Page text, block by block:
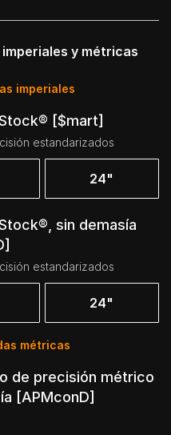
y métricas
imperiales
[$mart]
estandarizados
24"
sin demasía
estandarizados
24"
métricas
de precisión métrico
[APMconD]